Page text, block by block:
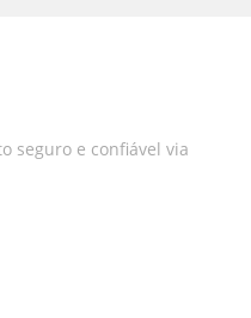
seguro e confiável via